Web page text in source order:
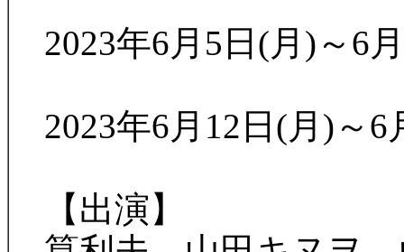
2023年6月5日(月)～6
2023年6月12日(月)～6
【出演】